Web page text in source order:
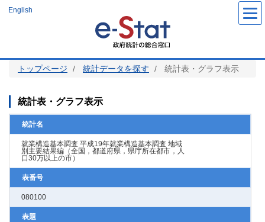
ツ
English
トップページ 統計データを探す 統計表・グラフ表示
統計表・グラフ表示
統計名
就業構造基本調査 平成19年就業構造基本調査 地域
別主要結果編（全国，都道府県，県庁所在都市，人
口30万以上の市）
表番号
080100
表題